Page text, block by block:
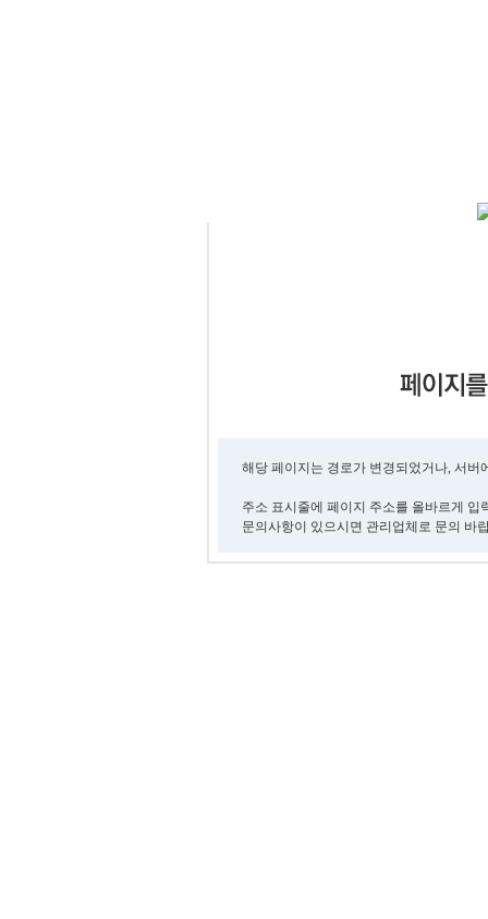
해당 페이지는 경로가 변경되었거나, 서
주소 표시줄에 페이지 주소를 올바르게 입
문의사항이 있으시면 관리업체로 문의 바